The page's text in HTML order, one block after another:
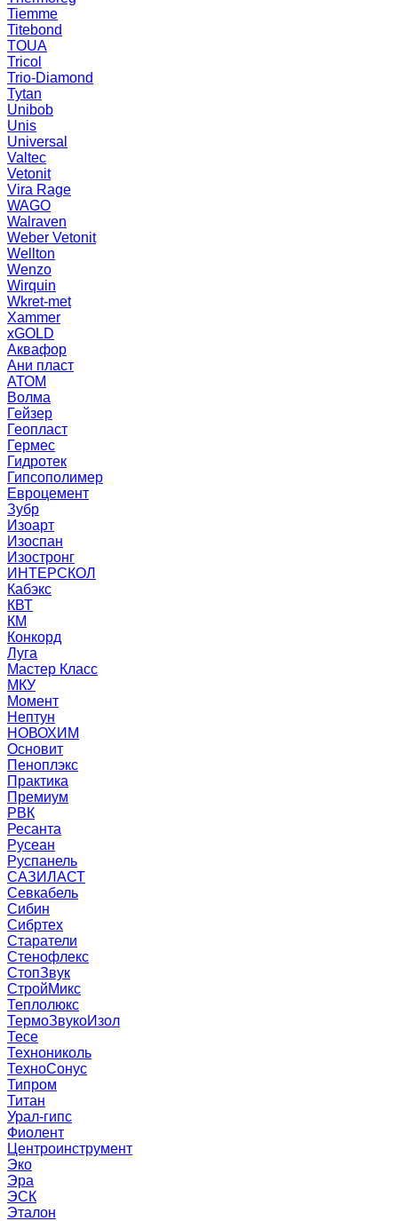
Tiemme
Titebond
TOUA
Tricol
Trio-Diamond
Tytan
Unibob
Unis
Universal
Valtec
Vetonit
Vira Rage
WAGO
Walraven
Weber Vetonit
Wellton
Wenzo
Wirquin
Wkret-met
Xammer
xGOLD
Аквафор
Ани пласт
АТОМ
Волма
Гейзер
Геопласт
Гермес
Гидротек
Гипсополимер
Евроцемент
Зубр
Изоарт
Изоспан
Изостронг
ИНТЕРСКОЛ
Кабэкс
КВТ
КМ
Конкорд
Луга
Мастер Класс
МКУ
Момент
Нептун
НОВОХИМ
Основит
Пеноплэкс
Практика
Премиум
РВК
Ресанта
Русеан
Руспанель
САЗИЛАСТ
Севкабель
Сибин
Сибртех
Старатели
Стенофлекс
СтопЗвук
СтройМикс
Теплолюкс
ТермоЗвукоИзол
Тесе
Технониколь
ТехноСонус
Типром
Титан
Урал-гипс
Фиолент
Центроинструмент
Эко
Эра
ЭСК
Эталон